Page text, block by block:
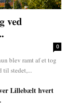
ved
0
blev ramt af et tog
til stedet,...
Lillebælt hvert